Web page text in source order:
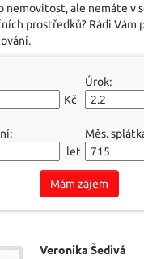
nemovitost, ale nemáte v
prostředků? Rádi Vám
Kč
Úrok:
let
Měs.
Mám zájem
Veronika Šedivá